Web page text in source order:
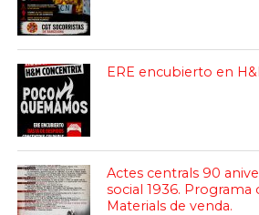
ERE encubierto en
Actes centrals 90
social 1936. Programa
Materials de venda.